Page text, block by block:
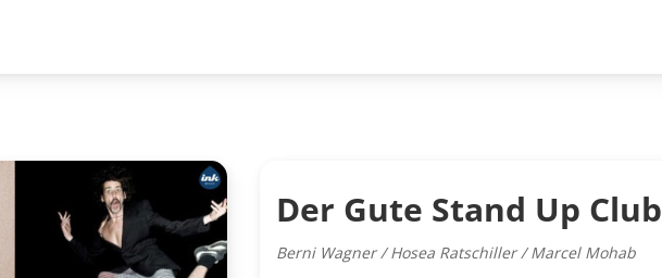
Der Gute Stand Up Club
Berni Wagner / Hosea Ratschiller / Marcel Mohab